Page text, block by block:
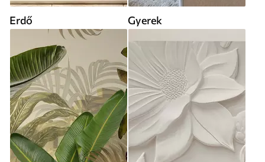
Erdő Gyerek